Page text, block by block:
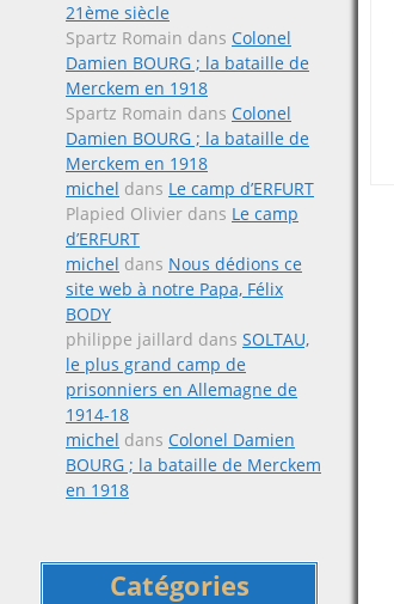
21ème siècle
Spartz Romain dans Colonel
Damien BOURG ; la bataille de
Merckem en 1918
Spartz Romain dans Colonel
Damien BOURG ; la bataille de
Merckem en 1918
michel dans Le camp d’ERFURT
Plapied Olivier dans Le camp
d’ERFURT
michel dans Nous dédions ce
site web à notre Papa, Félix
BODY
philippe jaillard dans SOLTAU,
le plus grand camp de
prisonniers en Allemagne de
1914-18
michel dans Colonel Damien
BOURG ; la bataille de Merckem
en 1918
Catégories